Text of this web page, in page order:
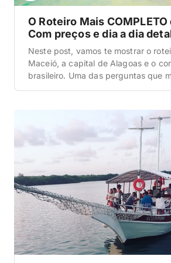
O Roteiro Mais
Com preços e dia a dia
Neste post, vamos te mostrar o
Maceió, a capital de Alagoas e o
brasileiro. Uma das perguntas que
melhores praias ficam espalhadas